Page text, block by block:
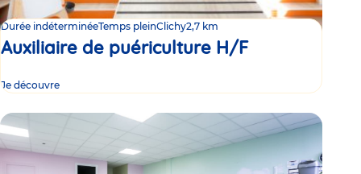
Durée indéterminéeTemps pleinClichy2,7 km
Auxiliaire de puériculture H/F
Je découvre